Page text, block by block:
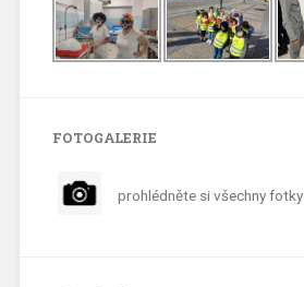
FOTOGALERIE
prohlédněte si všechny fotky